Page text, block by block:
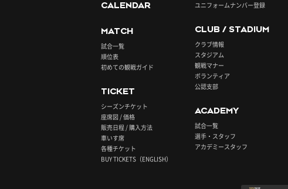
CALENDAR
MATCH
試合一覧
順位表
初めての観戦ガイド
TICKET
シーズンチケット
座席図 / 価格
販売日程 / 購入方法
車いす席
各種チケット
BUY TICKETS（ENGLISH）
ユニフォームナンバー登録
CLUB / STADIUM
クラブ情報
スタジアム
観戦マナー
ボランティア
公認支部
ACADEMY
試合一覧
選手・スタッフ
アカデミースタッフ